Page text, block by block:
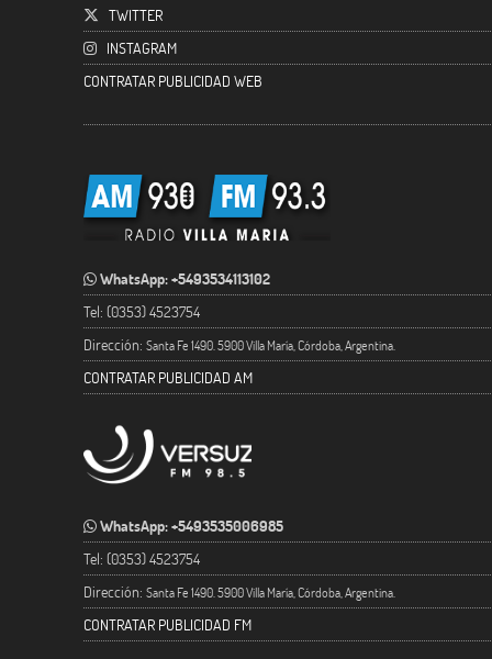
TWITTER
INSTAGRAM
CONTRATAR PUBLICIDAD WEB
WhatsApp: +5493534113102
Tel: (0353) 4523754
Dirección: Santa Fe 1490. 5900 Villa María, Córdoba, Argentina.
CONTRATAR PUBLICIDAD AM
WhatsApp: +5493535006985
Tel: (0353) 4523754
Dirección: Santa Fe 1490. 5900 Villa María, Córdoba, Argentina.
CONTRATAR PUBLICIDAD FM